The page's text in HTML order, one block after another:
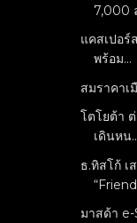
7,000
แคสเปอร์
พร้อม...
สมราคาเ
โตโยต้า
เดินหน
ธ.ทิสโก้ เ
มาสด้า